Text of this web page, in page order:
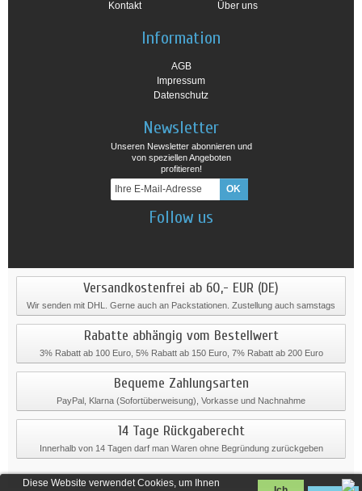
Diese Website verwendet Cookies, um Ihnen
Kontakt
Über uns
Information
AGB
Impressum
Datenschutz
Newsletter
Unseren Newsletter abonnieren und
von speziellen Angeboten
profitieren!
Follow us
Versandkostenfrei ab 60,- EUR (DE)
Wir senden mit DHL. Gerne auch an Packstationen. Zustellung auch samstags
Rabatte abhängig vom Bestellwert
3% Rabatt ab 100 Euro, 5% Rabatt ab 150 Euro, 7% Rabatt ab 200 Euro
Bequeme Zahlungsarten
PayPal, Klarna (Sofortüberweisung), Vorkasse und Nachnahme
14 Tage Rückgaberecht
Innerhalb von 14 Tagen darf man Waren ohne Begründung zurückgeben